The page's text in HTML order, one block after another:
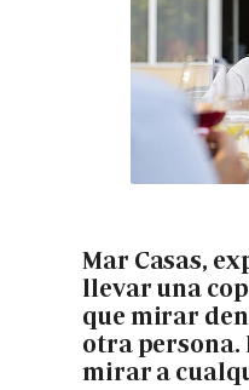
Mar Casas,
llevar una
que mirar
otra persona.
mirar a